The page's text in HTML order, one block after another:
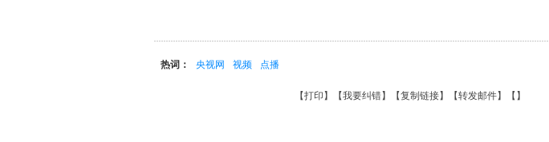
热词： 央视网 视频 点播
【打印 】【我要纠错】【复制链接】【转发邮件】【 】